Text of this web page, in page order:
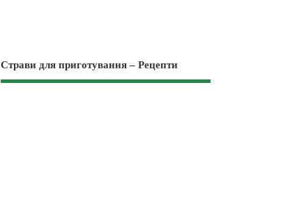
Страви для приготування – Рецепти